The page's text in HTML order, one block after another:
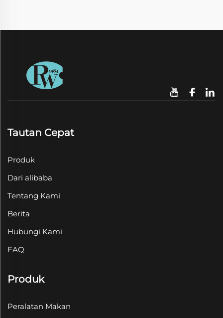
Tautan Cepat
Produk
Dari alibaba
Tentang Kami
Berita
Hubungi Kami
FAQ
Produk
Peralatan Makan